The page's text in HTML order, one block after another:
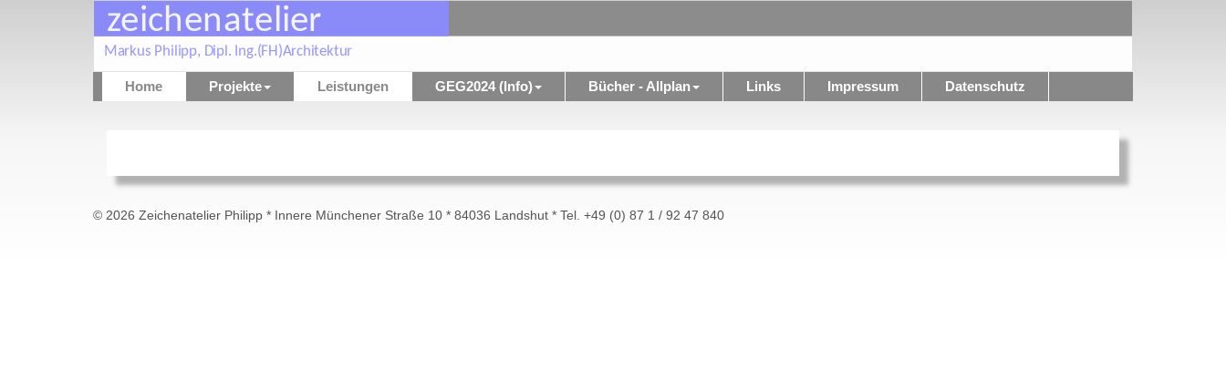
Home Projekte Leistungen GEG2024 (Info) Bücher - Allplan Links Impressum Datenschutz
© 2026 Zeichenatelier Philipp * Innere Münchener Straße 10 * 84036 Landshut * Tel. +49 (0) 87 1 / 92 47 840